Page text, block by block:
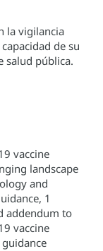
la vigilancia
de su
salud pública.
vaccine
landscape
and
1
addendum to
vaccine